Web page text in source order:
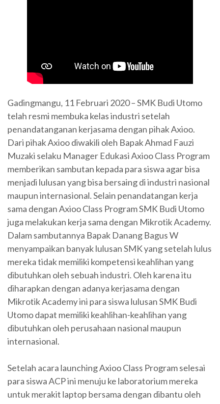
Gadingmangu, 11 Februari 2020 – SMK Budi Utomo
telah resmi membuka kelas industri setelah
penandatanganan kerjasama dengan pihak Axioo.
Dari pihak Axioo diwakili oleh Bapak Ahmad Fauzi
Muzaki selaku Manager Edukasi Axioo Class Program
memberikan sambutan kepada para siswa agar bisa
menjadi lulusan yang bisa bersaing di industri nasional
maupun internasional. Selain penandatangan kerja
sama dengan Axioo Class Program SMK Budi Utomo
juga melakukan kerja sama dengan Mikrotik Academy.
Dalam sambutannya Bapak Danang Bagus W
menyampaikan banyak lulusan SMK yang setelah lulus
mereka tidak memiliki kompetensi keahlihan yang
dibutuhkan oleh sebuah industri. Oleh karena itu
diharapkan dengan adanya kerjasama dengan
Mikrotik Academy ini para siswa lulusan SMK Budi
Utomo dapat memiliki keahlihan-keahlihan yang
dibutuhkan oleh perusahaan nasional maupun
internasional.
Setelah acara launching Axioo Class Program selesai
para siswa ACP ini menuju ke laboratorium mereka
untuk merakit laptop bersama dengan dibantu oleh